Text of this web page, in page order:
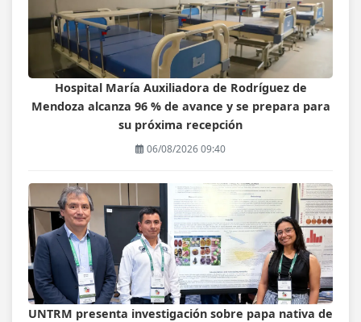
Hospital María Auxiliadora de Rodríguez de
Mendoza alcanza 96 % de avance y se prepara para
su próxima recepción
06/08/2026 09:40
UNTRM presenta investigación sobre papa nativa de